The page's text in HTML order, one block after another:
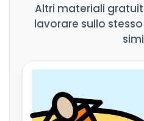
Altri materiali
lavorare sullo